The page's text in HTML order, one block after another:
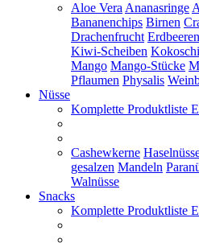
Aloe Vera Ananasringe
Bananenchips Birnen
Drachenfrucht Erdbeeren
Kiwi-Scheiben
Mango Mango-Stücke
Pflaumen Physalis
Nüsse
Komplette Produktliste
Cashewkerne
gesalzen Mandeln
Walnüsse
Snacks
Komplette Produktliste